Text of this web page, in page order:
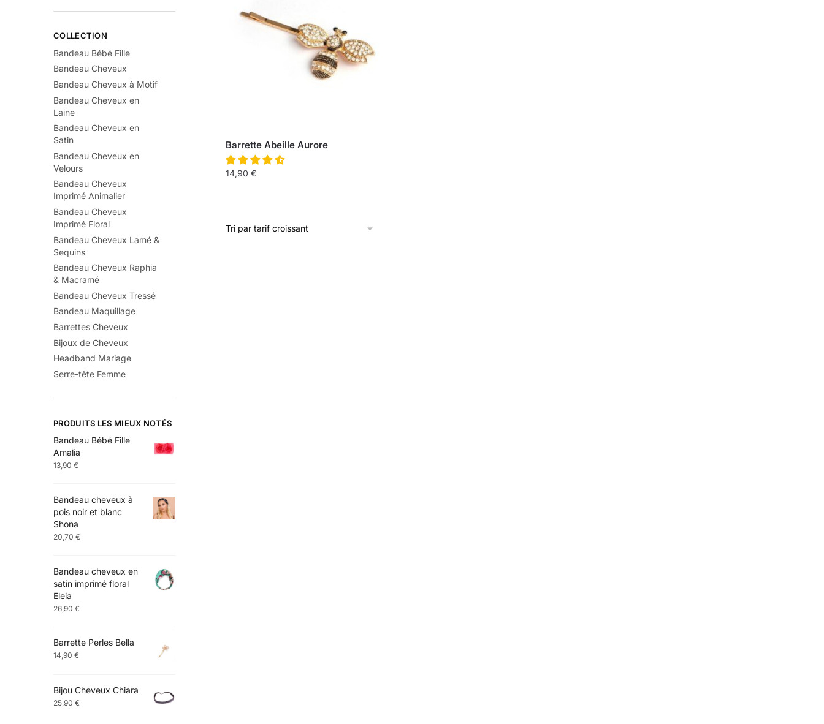
Barrette Abeille Aurore
14,90 €
COLLECTION
Bandeau Bébé Fille
Bandeau Cheveux
Bandeau Cheveux à Motif
Bandeau Cheveux en
Laine
Bandeau Cheveux en
Satin
Bandeau Cheveux en
Velours
Bandeau Cheveux
Imprimé Animalier
Bandeau Cheveux
Imprimé Floral
Bandeau Cheveux Lamé &
Sequins
Bandeau Cheveux Raphia
& Macramé
Bandeau Cheveux Tressé
Bandeau Maquillage
Barrettes Cheveux
Bijoux de Cheveux
Headband Mariage
Serre-tête Femme
PRODUITS LES MIEUX NOTÉS
Bandeau Bébé Fille
Amalia
13,90 €
Bandeau cheveux à
pois noir et blanc
Shona
20,70 €
Bandeau cheveux en
satin imprimé floral
Eleia
26,90 €
Barrette Perles Bella
14,90 €
Bijou Cheveux Chiara
25,90 €